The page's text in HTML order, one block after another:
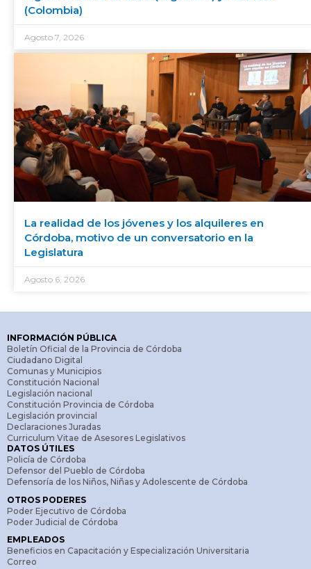
(Colombia)
Agosto 7, 2026
La realidad de los jóvenes y los alquileres en
Córdoba, motivo de un conversatorio en la
Legislatura
Agosto 6, 2026
INFORMACIÓN PÚBLICA
Boletín Oficial de la Provincia de Córdoba
Ciudadano Digital
Comunas y Municipios
Constitución Nacional
Legislación nacional
Constitución Provincia de Córdoba
Legislación provincial
Declaraciones Juradas
Curriculum Vitae de Asesores Legislativos
DATOS ÚTILES
Policía de Córdoba
Defensor del Pueblo de Córdoba
Defensoría de los Niños, Niñas y Adolescente de Córdoba
OTROS PODERES
Poder Ejecutivo de Córdoba
Poder Judicial de Córdoba
EMPLEADOS
Beneficios en Capacitación y Especialización Universitaria
Correo